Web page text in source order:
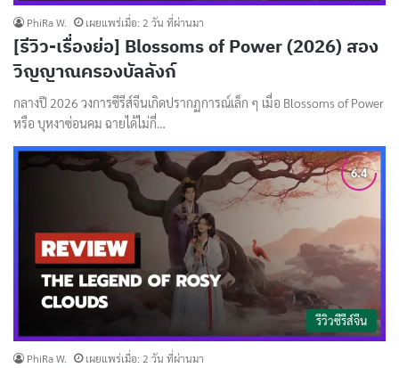
PhiRa W. เผยแพร่เมื่อ: 2 วัน ที่ผ่านมา
[รีวิว-เรื่องย่อ] Blossoms of Power (2026) สอง
วิญญาณครองบัลลังก์
กลางปี 2026 วงการซีรีส์จีนเกิดปรากฏการณ์เล็ก ๆ เมื่อ Blossoms of Power
หรือ บุหงาซ่อนคม ฉายได้ไม่กี่…
รีวิวซีรีส์จีน
PhiRa W. เผยแพร่เมื่อ: 2 วัน ที่ผ่านมา